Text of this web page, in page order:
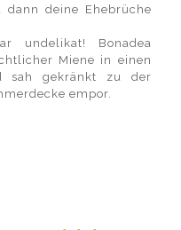
deine Ehebrüche
undelikat! Bonadea
Miene in einen
sah gekränkt zu der
empor.